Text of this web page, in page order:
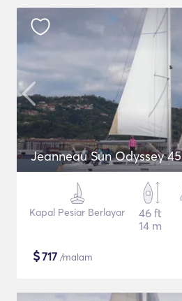
Jeanneau Sun Odyssey 45
Kapal Pesiar Berlayar
46 ft
14 m
$717 /malam